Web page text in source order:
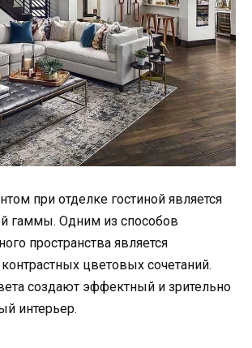
при отделке гостиной является
гаммы. Одним из способов
пространства является
цветовых сочетаний.
создают эффектный и зрительно
интерьер.